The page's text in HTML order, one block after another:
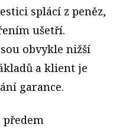
splácí z peněz,
ušetří.
obvykle nižší
a klient je
garance.
předem